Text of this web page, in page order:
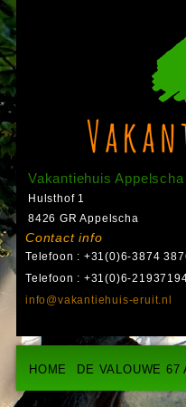
Vakantiehuis Appelscha
Hulsthof 1
8426 GR Appelscha
Contact info
Telefoon : +31(0)6-3874
Telefoon : +31(0)6-
info@vakantiehuis-eruit.nl
HOME DE VALOUWE 67